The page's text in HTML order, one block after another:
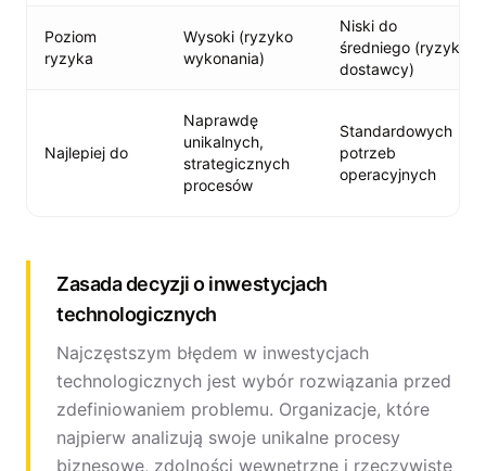
Poziom
ryzyka
Wysoki (ryzyko
wykonania)
Niski do
średniego (ryzyko
dostawcy)
Najlepiej do
Naprawdę
unikalnych,
strategicznych
procesów
Standardowych
potrzeb
operacyjnych
Zasada decyzji o inwestycjach
technologicznych
Najczęstszym błędem w inwestycjach
technologicznych jest wybór rozwiązania przed
zdefiniowaniem problemu. Organizacje, które
najpierw analizują swoje unikalne procesy
biznesowe, zdolności wewnętrzne i rzeczywiste